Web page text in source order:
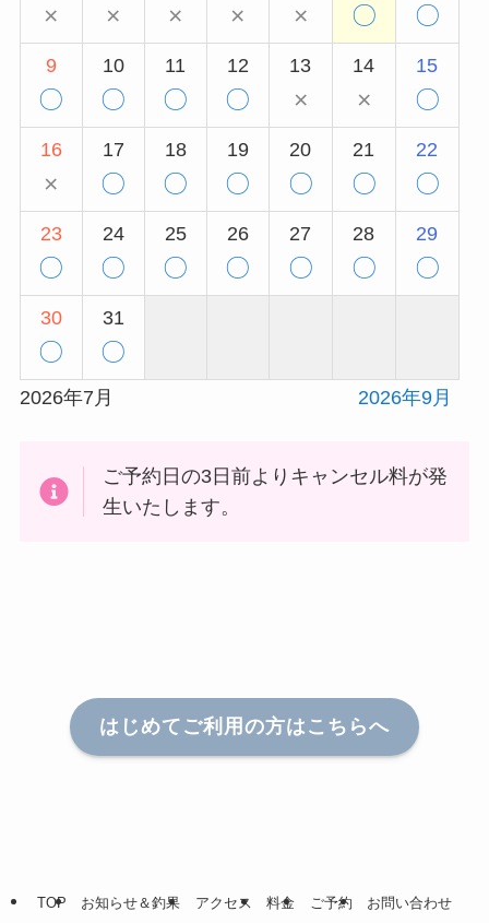
× × × × × 〇 〇
9
〇
10
〇
11
〇
12
〇
13
×
14
×
15
〇
16
×
17
〇
18
〇
19
〇
20
〇
21
〇
22
〇
23
〇
24
〇
25
〇
26
〇
27
〇
28
〇
29
〇
30
〇
31
〇
2026年7月 2026年9月
ご予約日の3日前よりキャンセル料が発
生いたします。
はじめてご利用の方はこちらへ
TOP お知らせ＆釣果 アクセス 料金 ご予約 お問い合わせ